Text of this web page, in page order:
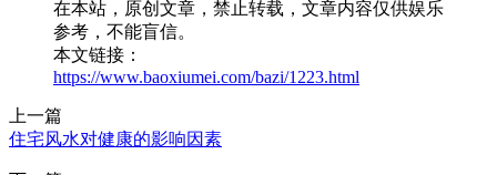
在本站，原创文章，禁止转载，文章内容仅供娱乐
参考，不能盲信。
本文链接：
https://www.baoxiumei.com/bazi/1223.html
上一篇
住宅风水对健康的影响因素